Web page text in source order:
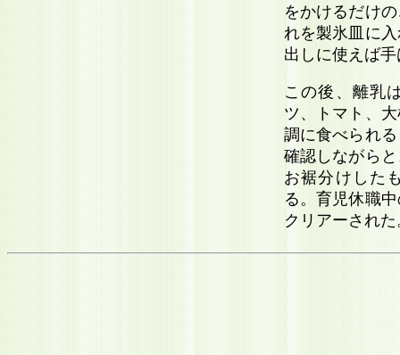
をかけるだけ
れを製氷皿に
出しに使えば
この後、離乳
ツ、トマト、
調に食べられ
確認しながら
お裾分けした
る。育児休職
クリアーされた